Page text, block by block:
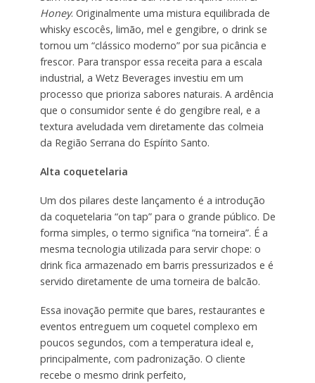
Honey. Originalmente uma mistura equilibrada de
whisky escocês, limão, mel e gengibre, o drink se
tornou um “clássico moderno” por sua picância e
frescor. Para transpor essa receita para a escala
industrial, a Wetz Beverages investiu em um
processo que prioriza sabores naturais. A ardência
que o consumidor sente é do gengibre real, e a
textura aveludada vem diretamente das colmeia
da Região Serrana do Espírito Santo.
Alta coquetelaria
Um dos pilares deste lançamento é a introdução
da coquetelaria “on tap” para o grande público. De
forma simples, o termo significa “na torneira”. É a
mesma tecnologia utilizada para servir chope: o
drink fica armazenado em barris pressurizados e é
servido diretamente de uma torneira de balcão.
Essa inovação permite que bares, restaurantes e
eventos entreguem um coquetel complexo em
poucos segundos, com a temperatura ideal e,
principalmente, com padronização. O cliente
recebe o mesmo drink perfeito,